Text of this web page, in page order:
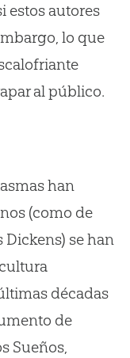
estos autores
lo que
al público.
han
(como de
Dickens) se han
décadas
de
Sueños,